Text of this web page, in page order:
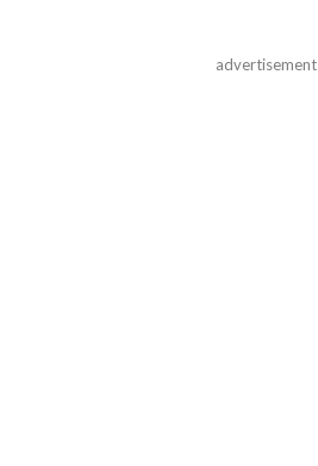
advertisement